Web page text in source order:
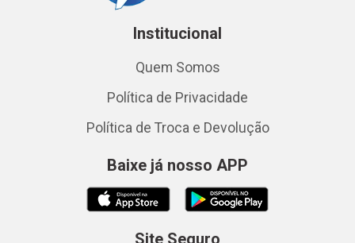
Institucional
Quem Somos
Política de Privacidade
Política de Troca e Devolução
Baixe já nosso APP
Site Seguro